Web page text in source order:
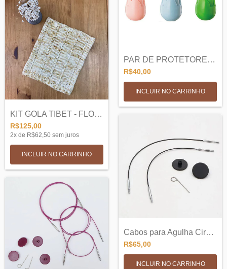
KIT GOLA TIBET - FLOR DE IRIS
R$125,00
2x de R$62,50 sem juros
INCLUIR NO CARRINHO
PAR DE PROTETORES DE PONTA FORMATO TULIP...
R$40,00
INCLUIR NO CARRINHO
Cabos para Agulha Circular Intercambiave...
R$65,00